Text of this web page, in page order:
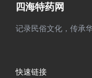
四海特药网
记录民俗文化，传承
快速链接